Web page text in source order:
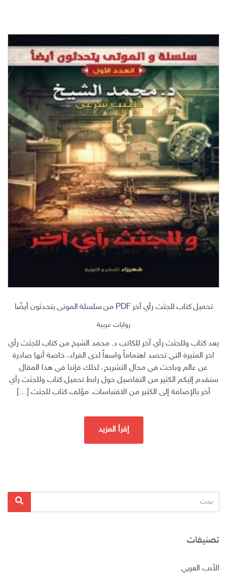
تحميل كتاب للجثث رأي آخر PDF من سلسلة الموتى يتحدثون أيضًا
روايات عربية
يعد كتاب وللجثث رأي آخر للكاتب د. محمد الشيخ من كتاب للجثث رأي
اخر المثيرة التي تحصد اهتماماً واسعاً لدى القراء، خاصة أنها صادرة
عن عالم وباحث في مجال التشريح، لذلك فإننا في هذا المقال
سنقدم إليكم الكثير من التفاصيل حول رابط تحميل كتاب وللجثث رأي
آخر بالإضافة إلى الكثير من الاقتباسات. مؤلف كتاب للجثث […]
إقرأ المزيد
البحث
عن:
بحث
تصنيفات
الأدب العربي